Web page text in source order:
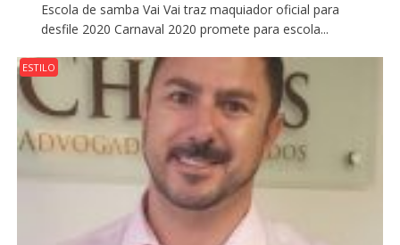
Escola de samba Vai Vai traz maquiador oficial para
desfile 2020 Carnaval 2020 promete para escola...
ESTILO